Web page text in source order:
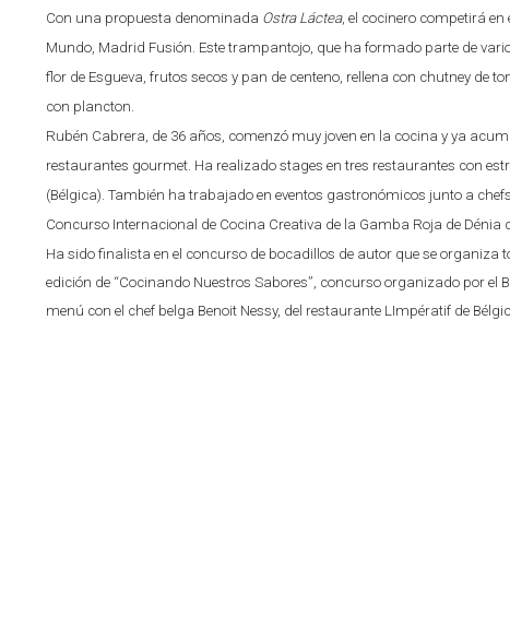
Con una propuesta denominada Ostra Láctea, el cocinero competirá
Mundo, Madrid Fusión. Este trampantojo, que ha formado parte de
flor de Esgueva, frutos secos y pan de centeno, rellena con chutney de
con plancton.
Rubén Cabrera, de 36 años, comenzó muy joven en la cocina y ya
restaurantes gourmet. Ha realizado stages en tres restaurantes con
(Bélgica). También ha trabajado en eventos gastronómicos junto a
Concurso Internacional de Cocina Creativa de la Gamba Roja de Dénia
Ha sido finalista en el concurso de bocadillos de autor que se
edición de “Cocinando Nuestros Sabores”, concurso organizado por
menú con el chef belga Benoit Nessy, del restaurante LImpératif de